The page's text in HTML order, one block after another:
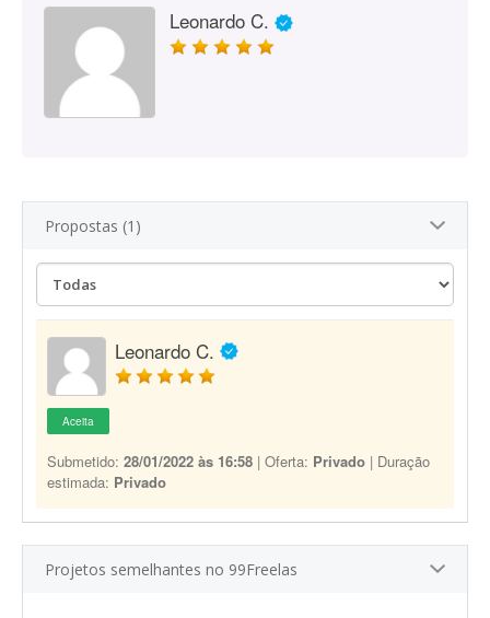
Leonardo C.
Propostas (1)
Leonardo C.
Aceita
Submetido: 28/01/2022 às 16:58 | Oferta: Privado | Duração
estimada: Privado
Projetos semelhantes no 99Freelas